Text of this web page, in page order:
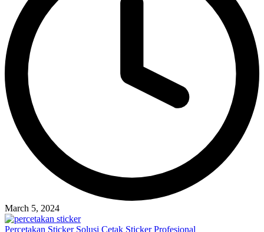
March 5, 2024
Percetakan Sticker Solusi Cetak Sticker Profesional